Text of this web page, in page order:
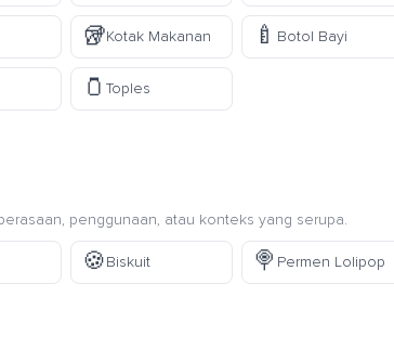
🥡Kotak Makanan 🍼 Botol Bayi
🫙 Toples
penggunaan, atau konteks yang serupa.
🍪Biskuit 🍭 Permen Lolipop